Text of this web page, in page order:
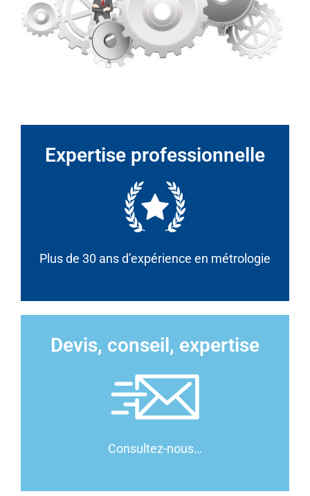
Expertise professionnelle
Plus de 30 ans d’expérience en métrologie
Devis, conseil, expertise
Consultez-nous…